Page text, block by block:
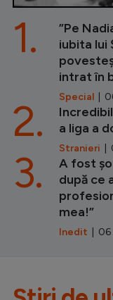
”Pe
iubita lui
intrat în
Special |
1.
a liga a
Stranieri |
2.
A fost
după ce
mea!”
Inedit | 06
3.